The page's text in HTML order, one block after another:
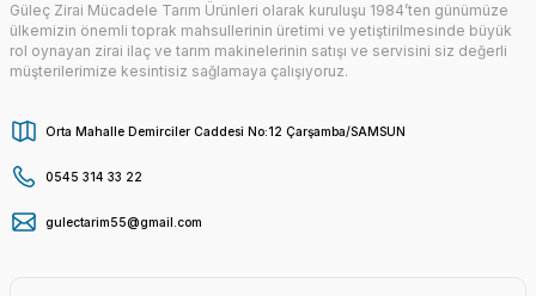
Güleç Zirai Mücadele Tarım Ürünleri olarak kuruluşu 1984’ten günümüze
ülkemizin önemli toprak mahsullerinin üretimi ve yetiştirilmesinde büyük
rol oynayan zirai ilaç ve tarım makinelerinin satışı ve servisini siz değerli
müşterilerimize kesintisiz sağlamaya çalışıyoruz.
Orta Mahalle Demirciler Caddesi No:12 Çarşamba/SAMSUN
0545 314 33 22
gulectarim55@gmail.com